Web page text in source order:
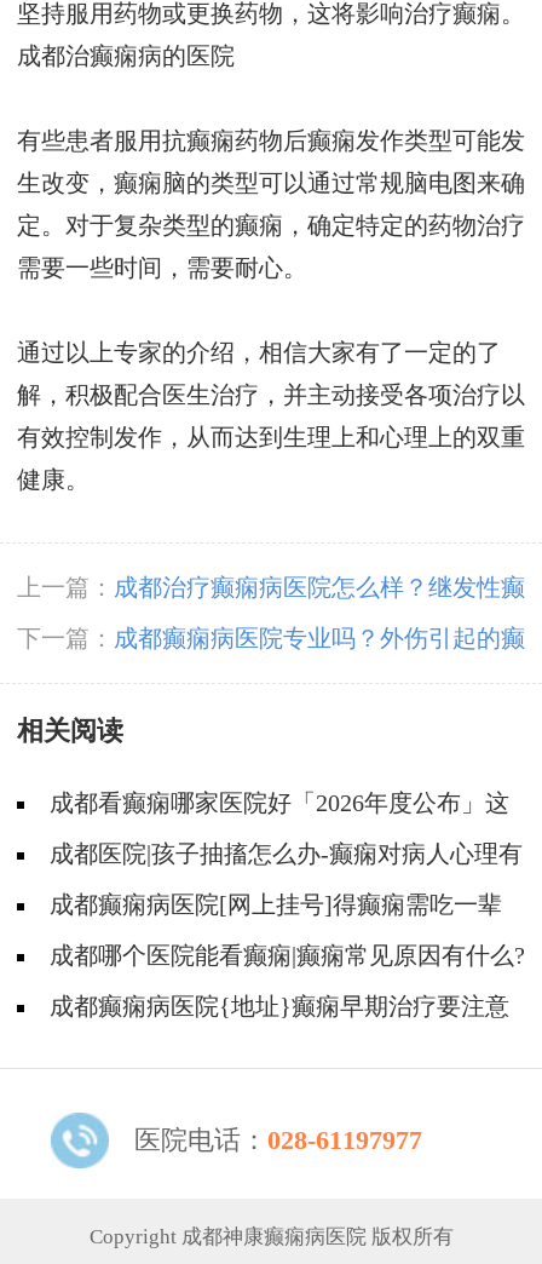
坚持服用药物或更换药物，这将影响治疗癫痫。
成都治癫痫病的医院
有些患者服用抗癫痫药物后癫痫发作类型可能发
生改变，癫痫脑的类型可以通过常规脑电图来确
定。对于复杂类型的癫痫，确定特定的药物治疗
需要一些时间，需要耐心。
通过以上专家的介绍，相信大家有了一定的了
解，积极配合医生治疗，并主动接受各项治疗以
有效控制发作，从而达到生理上和心理上的双重
健康。
上一篇： 成都治疗癫痫病医院怎么样？继发性癫
痫病医院哪家好?
下一篇： 成都癫痫病医院专业吗？外伤引起的癫
痫能不能治疗好？
相关阅读
成都看癫痫哪家医院好「2026年度公布」这
些遗传病可能伴有癫痫发生
成都医院|孩子抽搐怎么办-癫痫对病人心理有
影响吗?
成都癫痫病医院[网上挂号]得癫痫需吃一辈
子药吗?
成都哪个医院能看癫痫|癫痫常见原因有什么?
成都癫痫病医院{地址}癫痫早期治疗要注意
医院电话： 028-61197977
Copyright 成都神康癫痫病医院 版权所有